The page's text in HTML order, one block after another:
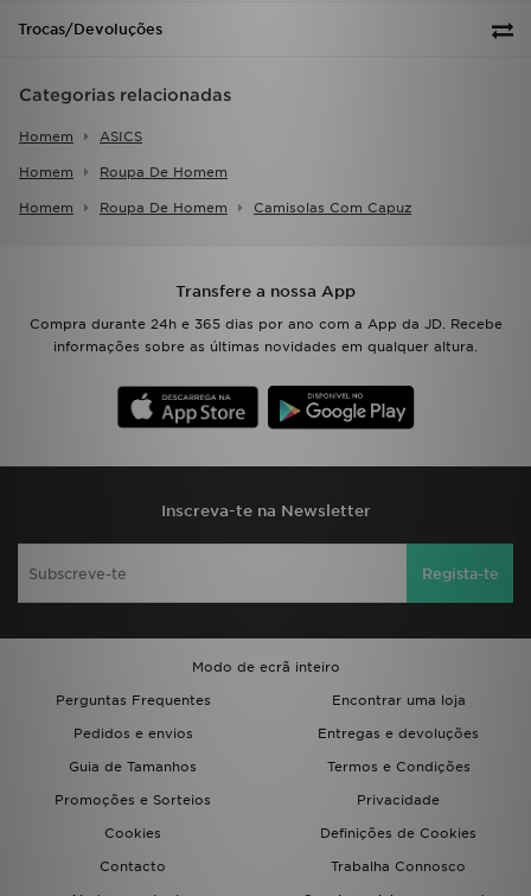
Trocas/Devoluções
Categorias relacionadas
Homem ASICS
Homem Roupa De Homem
Homem Roupa De Homem Camisolas Com Capuz
Transfere a nossa App
Compra durante 24h e 365 dias por ano com a App da JD. Recebe
informações sobre as últimas novidades em qualquer altura.
Inscreva-te na Newsletter
Regista-te
Modo de ecrã inteiro
Perguntas Frequentes
Encontrar uma loja
Pedidos e envios
Entregas e devoluções
Guia de Tamanhos
Termos e Condições
Promoções e Sorteios
Privacidade
Cookies
Definições de Cookies
Contacto
Trabalha Connosco